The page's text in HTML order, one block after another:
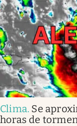
Clima. Se
horas de